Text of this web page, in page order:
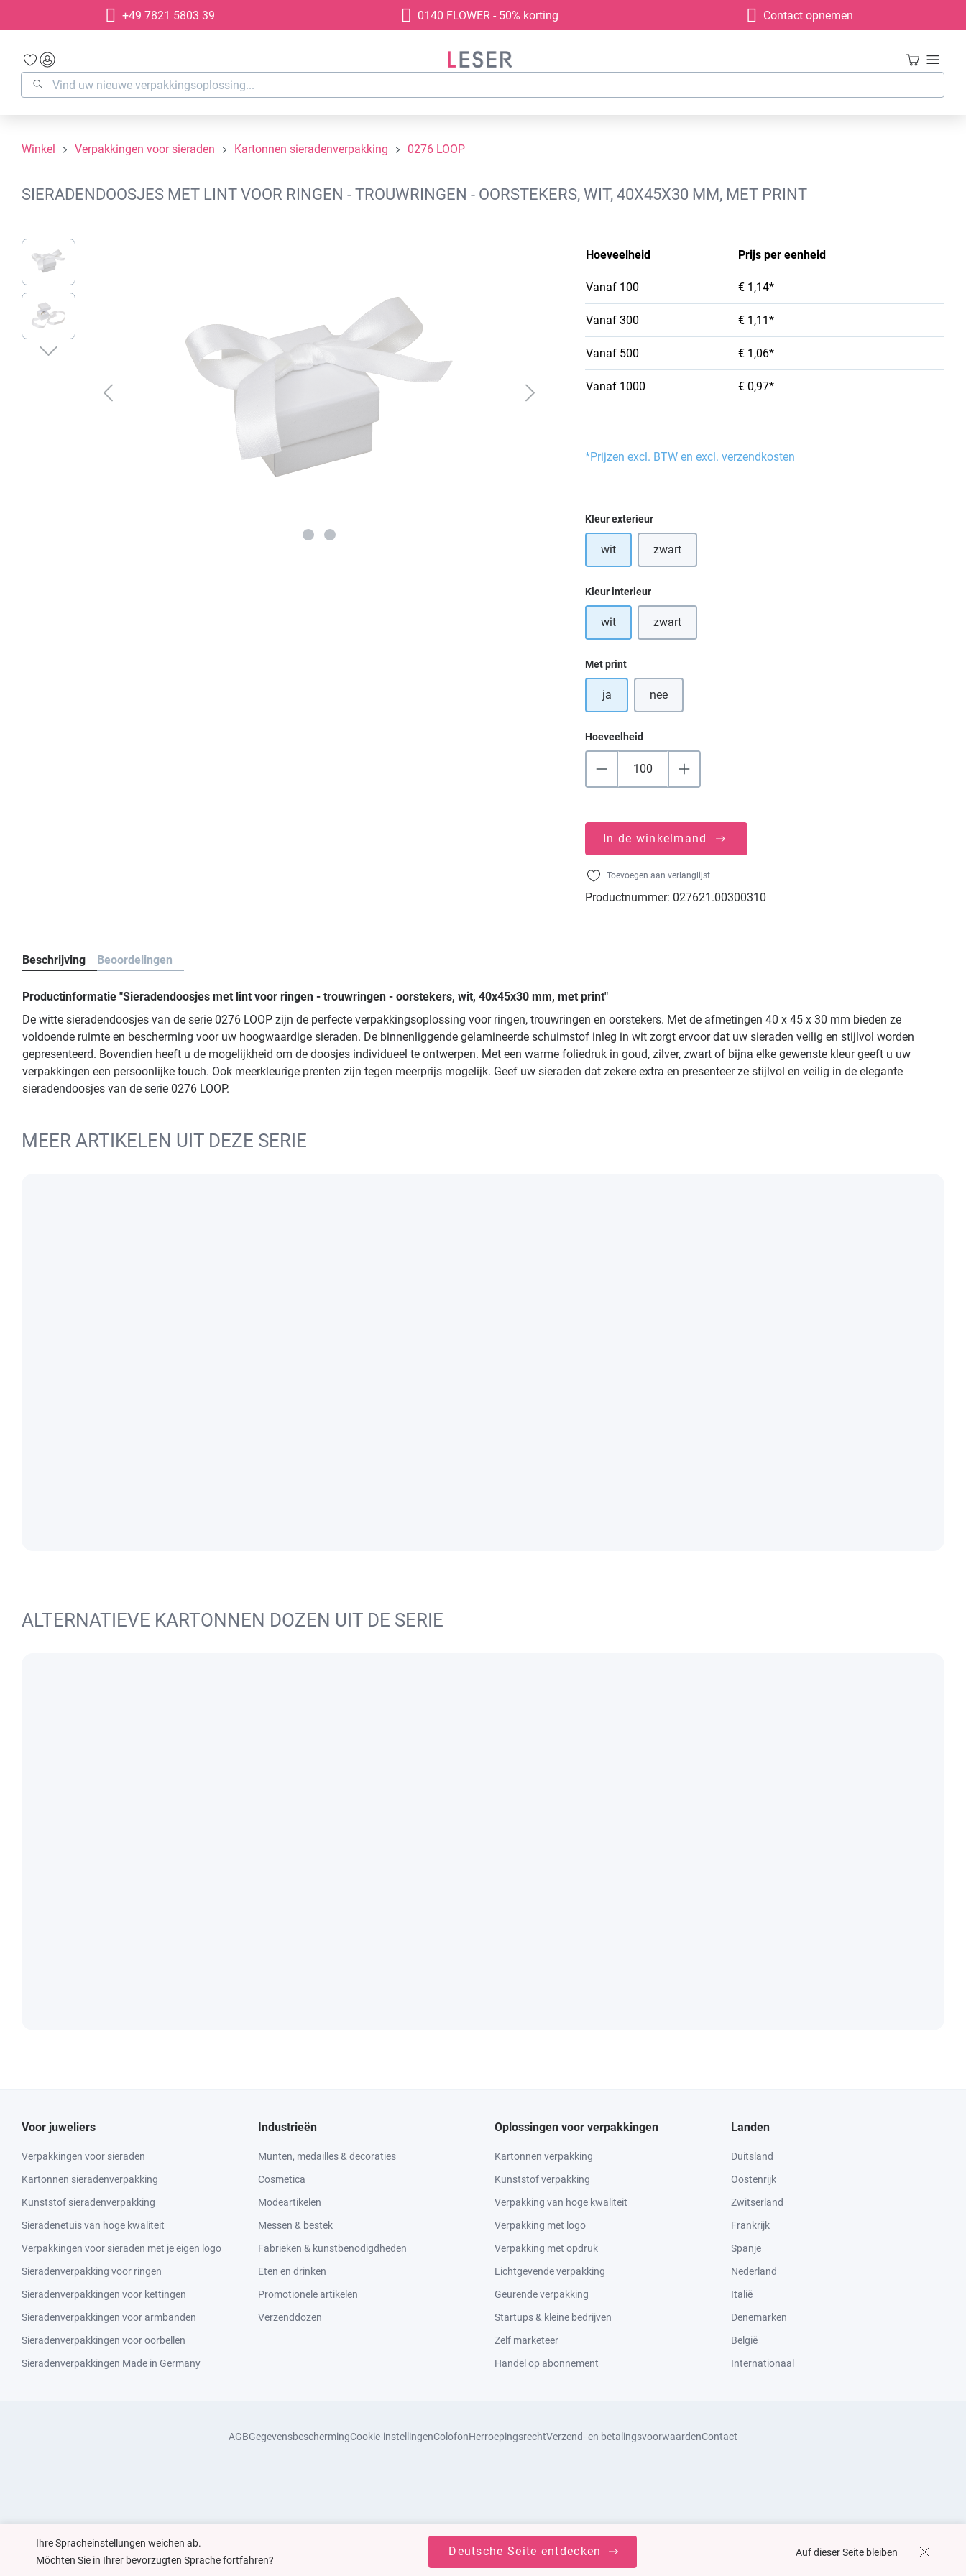
Ga naar de hoofdnavigatie
+49 7821 5803 39 0140 FLOWER - 50% korting Contact opnemen
Winkel Verpakkingen voor sieraden Kartonnen sieradenverpakking 0276 LOOP
SIERADENDOOSJES MET LINT VOOR RINGEN - TROUWRINGEN - OORSTEKERS, WIT, 40X45X30 MM, MET PRINT
Afbeeldingengalerij overslaan
Hoeveelheid Prijs per eenheid
Vanaf 100 € 1,14*
Vanaf 300 € 1,11*
Vanaf 500 € 1,06*
Vanaf 1000 € 0,97*
*Prijzen excl. BTW en excl. verzendkosten
Selecteer
Kleur exterieur
wit zwart(Deze optie is momenteel niet beschikbaar.)
Selecteer
Kleur interieur
wit zwart(Deze optie is momenteel niet beschikbaar.)
Selecteer
Met print
ja nee
Hoeveelheid
In de winkelmand
Toevoegen aan verlanglijst
Productnummer: 027621.00300310
Beschrijving Beoordelingen
Productinformatie "Sieradendoosjes met lint voor ringen - trouwringen - oorstekers, wit, 40x45x30 mm, met print"
De witte sieradendoosjes van de serie 0276 LOOP zijn de perfecte verpakkingsoplossing voor ringen, trouwringen en oorstekers. Met de afmetingen 40 x 45 x 30 mm bieden ze
voldoende ruimte en bescherming voor uw hoogwaardige sieraden. De binnenliggende gelamineerde schuimstof inleg in wit zorgt ervoor dat uw sieraden veilig en stijlvol worden
gepresenteerd. Bovendien heeft u de mogelijkheid om de doosjes individueel te ontwerpen. Met een warme foliedruk in goud, zilver, zwart of bijna elke gewenste kleur geeft u uw
verpakkingen een persoonlijke touch. Ook meerkleurige prenten zijn tegen meerprijs mogelijk. Geef uw sieraden dat zekere extra en presenteer ze stijlvol en veilig in de elegante
sieradendoosjes van de serie 0276 LOOP.
MEER ARTIKELEN UIT DEZE SERIE
ALTERNATIEVE KARTONNEN DOZEN UIT DE SERIE
Voor juweliers
Verpakkingen voor sieraden
Kartonnen sieradenverpakking
Kunststof sieradenverpakking
Sieradenetuis van hoge kwaliteit
Verpakkingen voor sieraden met je eigen logo
Sieradenverpakking voor ringen
Sieradenverpakkingen voor kettingen
Sieradenverpakkingen voor armbanden
Sieradenverpakkingen voor oorbellen
Sieradenverpakkingen Made in Germany
Industrieën
Munten, medailles & decoraties
Cosmetica
Modeartikelen
Messen & bestek
Fabrieken & kunstbenodigdheden
Eten en drinken
Promotionele artikelen
Verzenddozen
Oplossingen voor verpakkingen
Kartonnen verpakking
Kunststof verpakking
Verpakking van hoge kwaliteit
Verpakking met logo
Verpakking met opdruk
Lichtgevende verpakking
Geurende verpakking
Startups & kleine bedrijven
Zelf marketeer
Handel op abonnement
Landen
Duitsland
Oostenrijk
Zwitserland
Frankrijk
Spanje
Nederland
Italië
Denemarken
België
Internationaal
AGBGegevensbeschermingCookie-instellingenColofonHerroepingsrechtVerzend- en betalingsvoorwaardenContact
Ihre Spracheinstellungen weichen ab.
Möchten Sie in Ihrer bevorzugten Sprache fortfahren?
Deutsche Seite entdecken Auf dieser Seite bleiben